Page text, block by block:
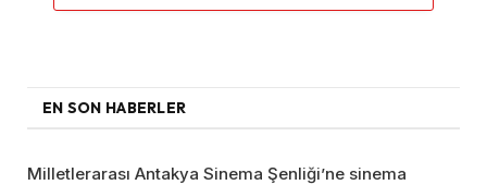
EN SON HABERLER
Milletlerarası Antakya Sinema Şenliği’ne sinema